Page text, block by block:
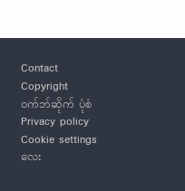
Footer
Contact
Copyright
ဝက်ဘ်ဆိုက် ပုံစံ
Privacy policy
Cookie settings
လေး